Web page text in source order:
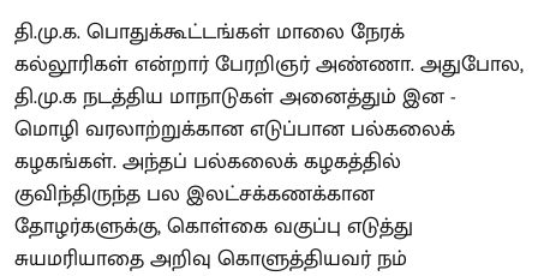
தி.மு.க. பொதுக்கூட்டங்கள் மாலை நேரக்
கல்லூரிகள் என்றார் பேரறிஞர் அண்ணா. அதுபோல,
தி.மு.க நடத்திய மாநாடுகள் அனைத்தும் இன -
மொழி வரலாற்றுக்கான எடுப்பான பல்கலைக்
கழகங்கள். அந்தப் பல்கலைக் கழகத்தில்
குவிந்திருந்த பல இலட்சக்கணக்கான
தோழர்களுக்கு, கொள்கை வகுப்பு எடுத்து
சுயமரியாதை அறிவு கொளுத்தியவர் நம்